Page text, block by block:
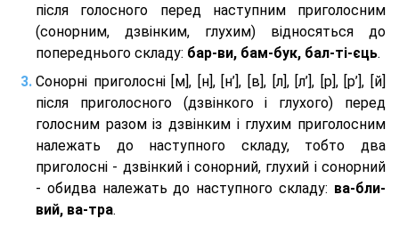
після голосного перед наступним приголосним
(сонорним, дзвінким, глухим) відносяться до
попереднього складу: бар-ви, бам-бук, бал-ті-єць.
Сонорні приголосні [м], [н], [н’], [в], [л], [л’], [р], [р’], [й]
після приголосного (дзвінкого і глухого) перед
голосним разом із дзвінким і глухим приголосним
належать до наступного складу, тобто два
приголосні - дзвінкий і сонорний, глухий і сонорний
- обидва належать до наступного складу: ва-бли-
вий, ва-тра.